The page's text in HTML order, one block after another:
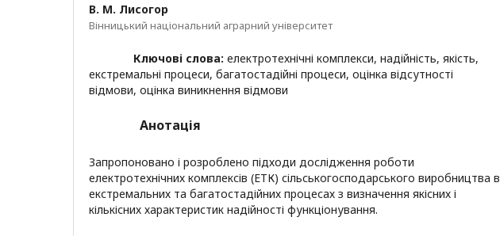
В. М. Лисогор
Вінницький національний аграрний університет
Ключові слова: електротехнічні комплекси, надійність, якість,
екстремальні процеси, багатостадійні процеси, оцінка відсутності
відмови, оцінка виникнення відмови
Анотація
Запропоновано і розроблено підходи дослідження роботи
електротехнічних комплексів (ЕТК) сільськогосподарського виробництва в
екстремальних та багатостадійних процесах з визначення якісних і
кількісних характеристик надійності функціонування.